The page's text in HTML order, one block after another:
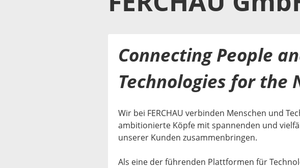
Connecting People
Technologies for the
Wir bei FERCHAU verbinden Menschen und
ambitionierte Köpfe mit spannenden und
unserer Kunden zusammenbringen.
Als eine der führenden Plattformen für